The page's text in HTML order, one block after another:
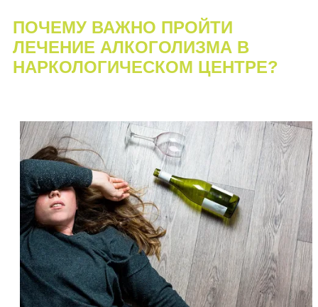
Статьи
Наркомания
Созависимость
Алкоголизм
Реабилитация
Игромания
Разное
Для родственников
Новости
ПОЧЕМУ ВАЖНО ПРОЙТИ
ЛЕЧЕНИЕ АЛКОГОЛИЗМА В
НАРКОЛОГИЧЕСКОМ ЦЕНТРЕ?